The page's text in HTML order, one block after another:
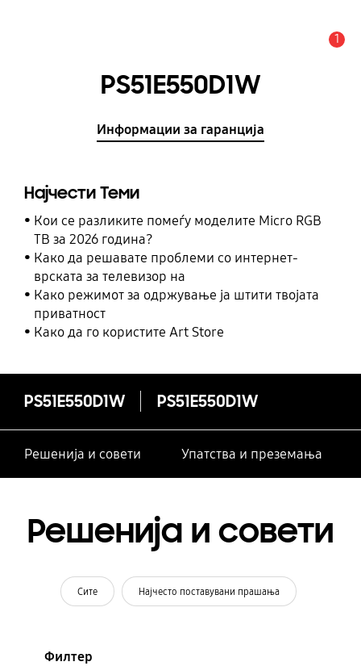
1
PS51E550D1W
Информации за гаранција
Најчести Теми
Кои се разликите помеѓу моделите Micro RGB
ТВ за 2026 година?
Како да решавате проблеми со интернет-
врската за телевизор на
Како режимот за одржување ја штити твојата
приватност
Како да го користите Art Store
PS51E550D1W PS51E550D1W
Решенија и совети Упатства и преземања
Решенија и совети
Сите Најчесто поставувани прашања
Филтер